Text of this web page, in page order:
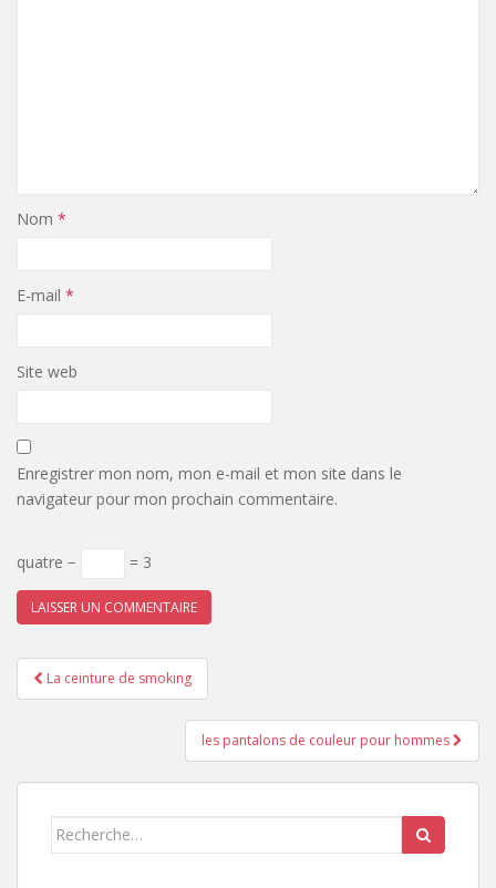
Nom *
E-mail *
Site web
Enregistrer mon nom, mon e-mail et mon site dans le
navigateur pour mon prochain commentaire.
quatre − = 3
Pagination
d'article
La ceinture de smoking
les pantalons de couleur pour hommes
Search